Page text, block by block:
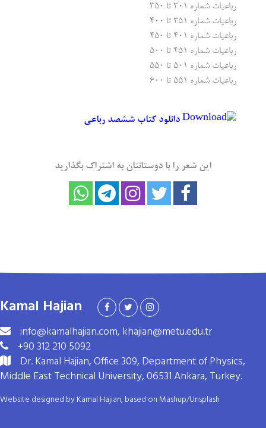
رباعیات شماره ۳۰۱ تا ۳۵۰
رباعیات شماره ۳۵۱ تا ۴۰۰
رباعیات شماره ۴۰۱ تا ۴۵۰
رباعیات شماره ۴۵۱ تا ۵۰۰
رباعیات شماره ۵۰۱ تا ۵۵۰
رباعیات شماره ۵۵۱ تا ۶۰۰
دانلود کتاب ششصد رباعی
این شعر را با دوستانتان به اشتراک بگذارید
Kamal Hajian
info@kamalhajian.com, khajian@metu.edu.tr
+90 312 210 5092
Dr. Kamal Hajian, Office 309, Department of Physics,
Middle East Technical University, 06531 Ankara, Turkey.
Website designed by Kamal Hajian, based on Mashup/Unsplash